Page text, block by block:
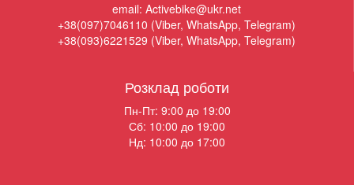
email: Activebike@ukr.net
+38(097)7046110 (Viber, WhatsApp, Telegram)
+38(093)6221529 (Viber, WhatsApp, Telegram)
Розклад роботи
Пн-Пт: 9:00 до 19:00
Сб: 10:00 до 19:00
Нд: 10:00 до 17:00